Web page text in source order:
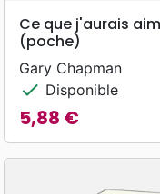
Ce que j'aurais
(poche)
Gary Chapman
check Disponible
Prix
5,88 €